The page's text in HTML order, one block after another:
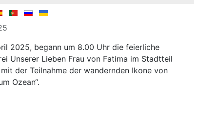
2025, begann um 8.00 Uhr die feierliche
Unserer Lieben Frau von Fatima im Stadtteil
der Teilnahme der wandernden Ikone von
Ozean“.